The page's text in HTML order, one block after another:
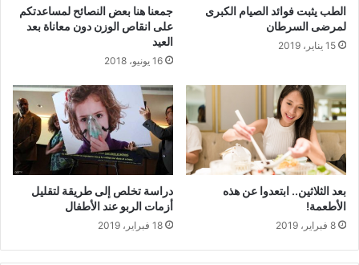
الطب يثبت فوائد الصيام الكبرى
لمرضى السرطان
15 يناير، 2019
جمعنا هنا بعض النصائح لمساعدتكم
على انقاص الوزن دون معاناة بعد
العيد
16 يونيو، 2018
بعد الثلاثين.. ابتعدوا عن هذه
الأطعمة!
8 فبراير، 2019
دراسة تخلص إلى طريقة لتقليل
أزمات الربو عند الأطفال
18 فبراير، 2019